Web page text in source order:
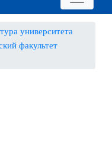
университета
факультет